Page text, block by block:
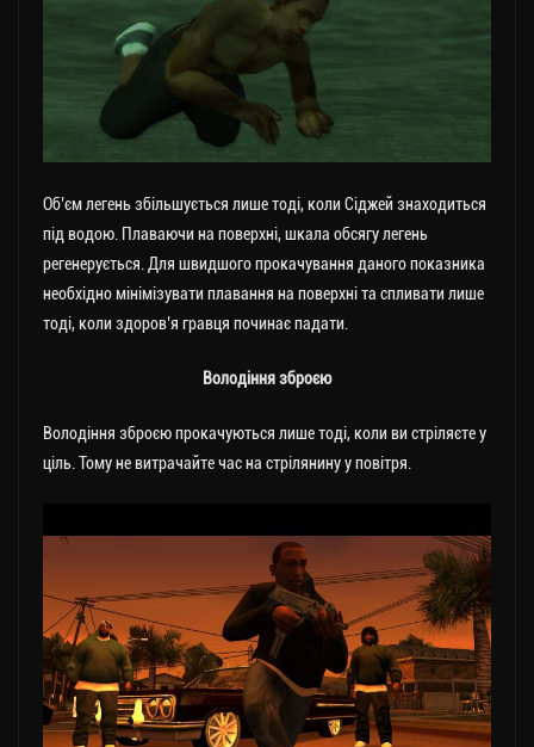
Об’єм легень збільшується лише тоді, коли Сіджей знаходиться
під водою. Плаваючи на поверхні, шкала обсягу легень
регенерується. Для швидшого прокачування даного показника
необхідно мінімізувати плавання на поверхні та спливати лише
тоді, коли здоров’я гравця починає падати.
Володіння зброєю
Володіння зброєю прокачуються лише тоді, коли ви стріляєте у
ціль. Тому не витрачайте час на стрілянину у повітря.